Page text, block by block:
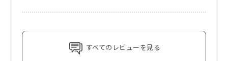
すべてのレビューを見る